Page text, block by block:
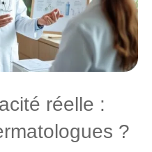
réelle :
?